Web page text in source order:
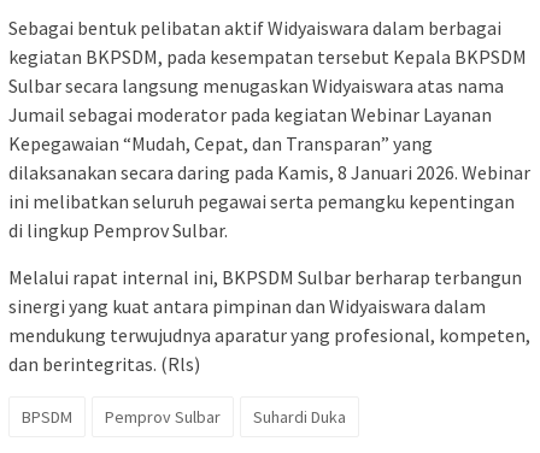
Sebagai bentuk pelibatan aktif Widyaiswara dalam berbagai
kegiatan BKPSDM, pada kesempatan tersebut Kepala BKPSDM
Sulbar secara langsung menugaskan Widyaiswara atas nama
Jumail sebagai moderator pada kegiatan Webinar Layanan
Kepegawaian “Mudah, Cepat, dan Transparan” yang
dilaksanakan secara daring pada Kamis, 8 Januari 2026. Webinar
ini melibatkan seluruh pegawai serta pemangku kepentingan
di lingkup Pemprov Sulbar.
Melalui rapat internal ini, BKPSDM Sulbar berharap terbangun
sinergi yang kuat antara pimpinan dan Widyaiswara dalam
mendukung terwujudnya aparatur yang profesional, kompeten,
dan berintegritas. (Rls)
BPSDM Pemprov Sulbar Suhardi Duka